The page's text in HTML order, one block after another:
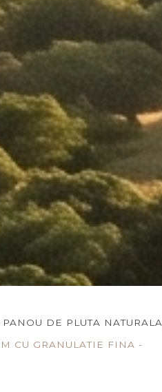
DE PLUTA NATURALA
CU GRANULATIE FINA -